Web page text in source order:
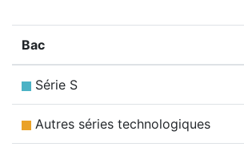
Bac
Série S
Autres séries technologiques